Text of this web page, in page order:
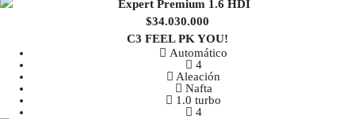
$34.030.000
C3 FEEL PK YOU!
Automático
4
Aleación
Nafta
1.0 turbo
4